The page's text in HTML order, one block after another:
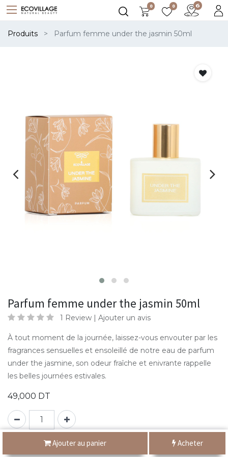
0 0
Produits Parfum femme under the jasmin 50ml
Ajouter au panier Acheter
Parfum femme under the jasmin 50ml
1 Review | Ajouter un avis
À tout moment de la journée, laissez-vous envouter par les
fragrances sensuelles et ensoleillé de notre eau de parfum
under the jasmine, son odeur fraîche et enivrante rappelle
les belles journées estivales.
49,000 DT
PF1308